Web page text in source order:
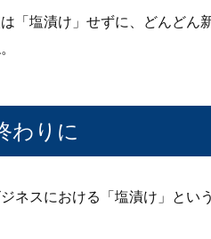
「塩漬け」せずに、どんどん
わりに
ネスにおける「塩漬け」とい